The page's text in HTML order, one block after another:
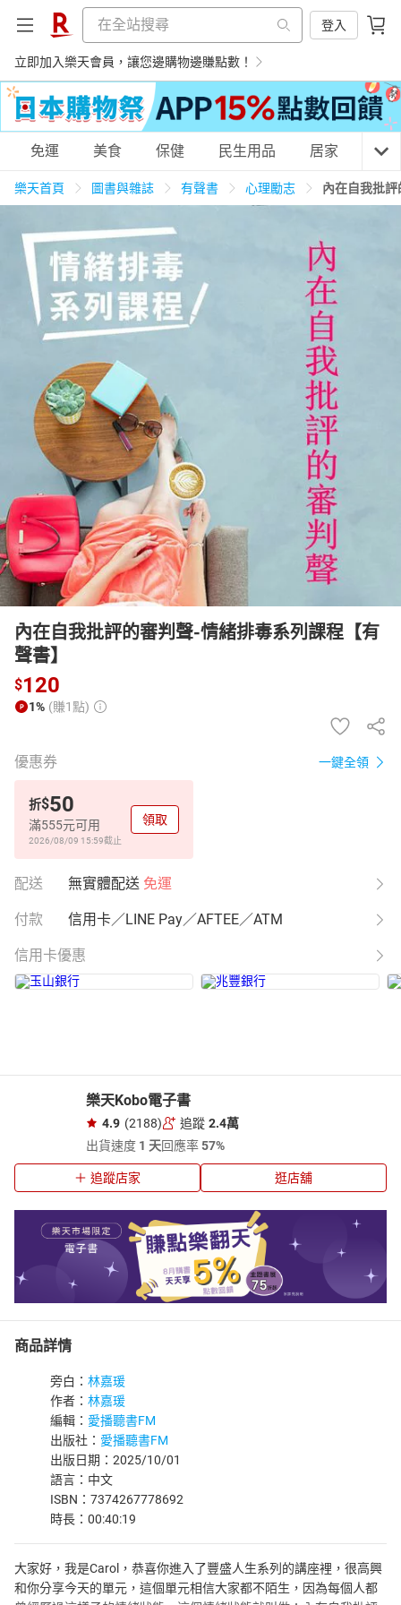
登入
立即加入樂天會員，讓您邊購物邊賺點數！
購物網分類
天天免運 美食蛋糕 民生用品
居家生活 3C家電 親子玩具
女裝 男裝 情趣用品
日本購物 電子/紙本書
HOT
免運 美食 保健 民生用品 居家 3C
樂天首頁 圖書與雜誌 有聲書 心理勵志 內在自我批
內在自我批評的審判聲-情緒排毒系列課程【有
聲書】
$120
1% (賺1點)
優惠券 一鍵全領
折$50
滿555元可用
2026/08/09 15:59截止
領取
配送 無實體配送 免運
付款 信用卡／LINE Pay／AFTEE／ATM
信用卡優惠
樂天Kobo電子書
4.9 (2188) 追蹤 2.4萬
出貨速度 1 天回應率57%
追蹤店家 逛店舖
商品詳情
旁白： 林嘉瑗
作者： 林嘉瑗
編輯： 愛播聽書FM
出版社： 愛播聽書FM
出版日期：2025/10/01
語言：中文
ISBN：7374267778692
時長：00:40:19
大家好，我是Carol，恭喜你進入了豐盛人生系列的講座裡，很高興
和你分享今天的單元，這個單元相信大家都不陌生，因為每個人都